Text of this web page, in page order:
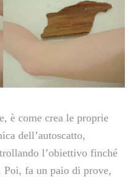
è come crea le proprie
dell’autoscatto,
l’obiettivo finché
Poi, fa un paio di prove,